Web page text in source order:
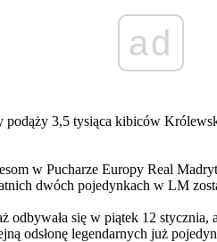
ad
3,5 tysiąca kibiców
w Pucharze Europy Real
dwóch pojedynkach w LM
odbywała się w piątek 12
odsłonę legendarnych już